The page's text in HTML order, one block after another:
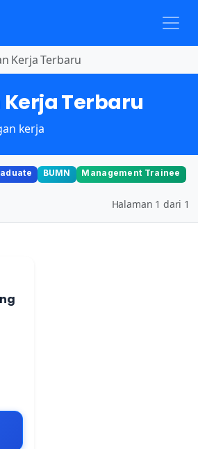
Kerja Terbaru
Terbaru
kerja
BUMN
Management Trainee
Halaman 1 dari 1